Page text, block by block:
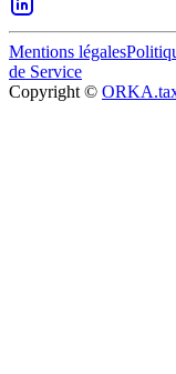
Mentions légales
de Service
Copyright ©